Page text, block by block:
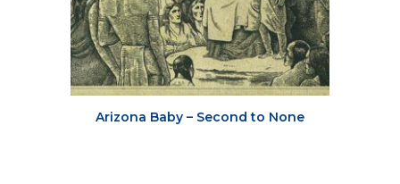
Arizona Baby – Second to None